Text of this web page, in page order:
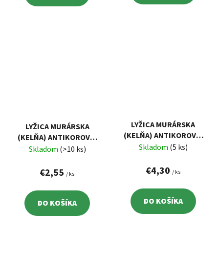
LYŽICA MURÁRSKA
(KELŇA) ANTIKOROVÁ,
120MM
Skladom (>10 ks)
€2,55 / ks
DO KOŠÍKA
LYŽICA MURÁRSKA
(KELŇA) ANTIKOROVÁ,
160MM, POGUM.
Skladom (5 ks)
€4,30 / ks
DO KOŠÍKA